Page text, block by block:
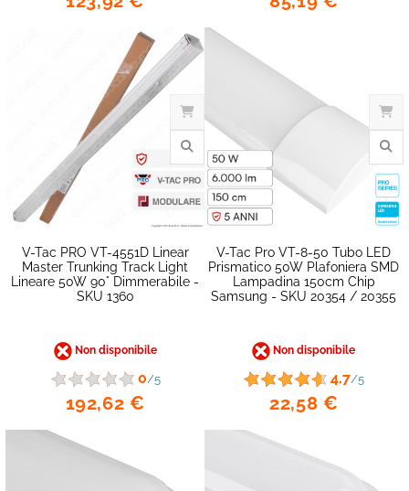
V-Tac PRO VT-4551D Linear
Master Trunking Track Light
Lineare 50W 90° Dimmerabile -
SKU 1360
Non disponibile
0/5
192,62 €
V-Tac Pro VT-8-50 Tubo LED
Prismatico 50W Plafoniera SMD
Lampadina 150cm Chip
Samsung - SKU 20354 / 20355
Non disponibile
4.7/5
22,58 €